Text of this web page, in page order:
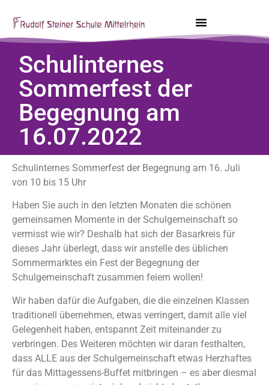
Schulinternes
Sommerfest der
Begegnung am
16.07.2022
Schulinternes Sommerfest der Begegnung am 16. Juli
von 10 bis 15 Uhr
Haben Sie auch in den letzten Monaten die schönen
gemeinsamen Momente in der Schulgemeinschaft so
vermisst wie wir? Deshalb hat sich der Basarkreis für
dieses Jahr überlegt, dass wir anstelle des üblichen
Sommermarktes ein Fest der Begegnung der
Schulgemeinschaft zusammen feiern wollen!
Wir haben dafür die Aufgaben, die die einzelnen Klassen
traditionell übernehmen, etwas verringert, damit alle viel
Gelegenheit haben, entspannt Zeit miteinander zu
verbringen. Des Weiteren möchten wir daran festhalten,
dass ALLE aus der Schulgemeinschaft etwas Herzhaftes
für das Mittagessens-Buffet mitbringen – es aber diesmal